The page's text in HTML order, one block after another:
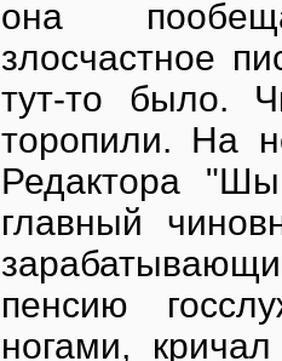
она
злосчастное
тут-то было.
торопили. На
Редактора
главный
пенсию
ногами,